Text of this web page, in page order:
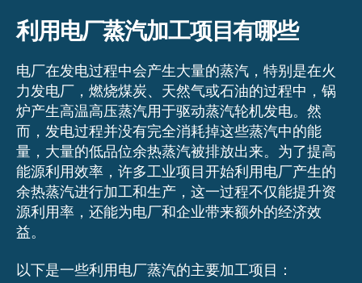
利用电厂蒸汽加工项目有哪些
电厂在发电过程中会产生大量的蒸汽，特别是在火
力发电厂，燃烧煤炭、天然气或石油的过程中，锅
炉产生高温高压蒸汽用于驱动蒸汽轮机发电。然
而，发电过程并没有完全消耗掉这些蒸汽中的能
量，大量的低品位余热蒸汽被排放出来。为了提高
能源利用效率，许多工业项目开始利用电厂产生的
余热蒸汽进行加工和生产，这一过程不仅能提升资
源利用率，还能为电厂和企业带来额外的经济效
益。
以下是一些利用电厂蒸汽的主要加工项目：